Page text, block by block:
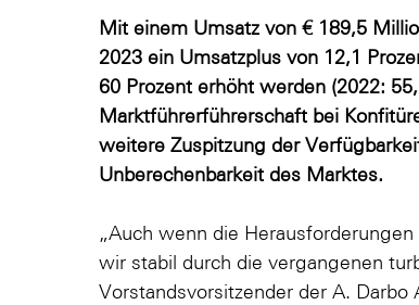
Mit einem Umsatz von € 189,5
2023 ein Umsatzplus von 12,1
60 Prozent erhöht werden (2022:
Marktführerführerschaft bei
weitere Zuspitzung der
Unberechenbarkeit des Marktes.
„Auch wenn die
wir stabil durch die vergangenen
Vorstandsvorsitzender der A. Darbo